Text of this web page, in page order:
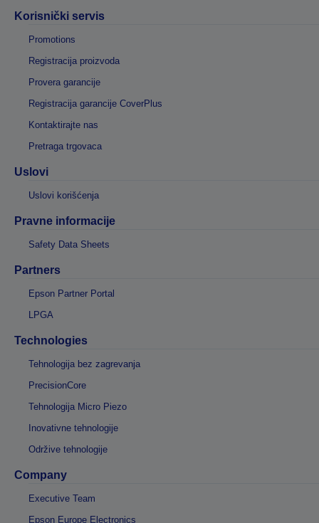
Korisnički servis
Promotions
Registracija proizvoda
Provera garancije
Registracija garancije CoverPlus
Kontaktirajte nas
Pretraga trgovaca
Uslovi
Uslovi korišćenja
Pravne informacije
Safety Data Sheets
Partners
Epson Partner Portal
LPGA
Technologies
Tehnologija bez zagrevanja
PrecisionCore
Tehnologija Micro Piezo
Inovativne tehnologije
Održive tehnologije
Company
Executive Team
Epson Europe Electronics